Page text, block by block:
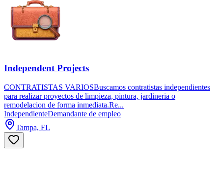
Independent Projects
CONTRATISTAS VARIOSBuscamos contratistas independientes
para realizar proyectos de limpieza, pintura, jardineria o
remodelacion de forma inmediata.Re...
IndependienteDemandante de empleo
Tampa, FL